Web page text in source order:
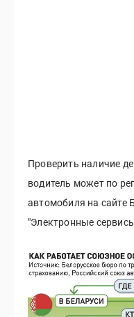
Проверить наличие
водитель может по
автомобиля на сайте
"Электронные